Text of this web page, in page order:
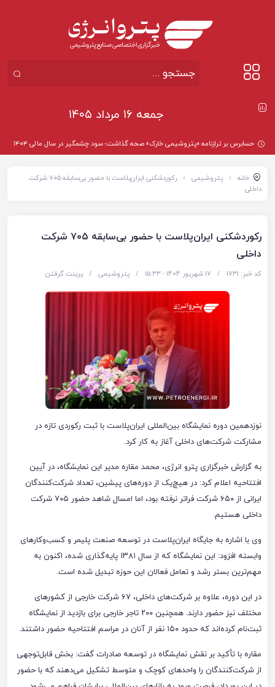
جمعه ۱۶ مرداد ۱۴۰۵
حسابرس بر ترازنامه «پتروشیمی خارک» صحه گذاشت؛ سود چشمگیر در سال مالی ۱۴۰۴
خانه پتروشیمی
رکوردشکنی ایران‌پلاست با حضور بی‌سابقه ۷۰۵ شرکت
داخلی
رکوردشکنی ایران‌پلاست با حضور بی‌سابقه ۷۰۵ شرکت
داخلی
کد خبر: 1731 / 17 شهریور 1404 - ۱۵:۳۳ / پتروشیمی / پرینت گرفتن
نوزدهمین دوره نمایشگاه بین‌المللی ایران‌پلاست با ثبت رکوردی تازه در
مشارکت شرکت‌های داخلی آغاز به کار کرد.
به گزارش خبرگزاری پترو انرژی، محمد مقاره مدیر این نمایشگاه، در آیین
افتتاحیه اعلام کرد: در هیچ‌یک از دوره‌های پیشین، تعداد شرکت‌کنندگان
ایرانی از ۶۵۰ شرکت فراتر نرفته بود، اما امسال شاهد حضور ۷۰۵ شرکت
داخلی هستیم.
وی با اشاره به جایگاه ایران‌پلاست در توسعه صنعت پلیمر و کسب‌وکارهای
وابسته افزود: این نمایشگاه که از سال ۱۳۸۱ پایه‌گذاری شده، اکنون به
مهم‌ترین بستر رشد و تعامل فعالان این حوزه تبدیل شده است.
در این دوره، علاوه بر شرکت‌های داخلی، ۶۷ شرکت خارجی از کشورهای
مختلف نیز حضور دارند. همچنین ۲۰۰ تاجر خارجی برای بازدید از نمایشگاه
ثبت‌نام کرده‌اند که حدود ۱۵۰ نفر از آنان در مراسم افتتاحیه حضور داشتند.
مقاره با تأکید بر نقش نمایشگاه در توسعه صادرات گفت: بخش قابل‌توجهی
از شرکت‌کنندگان را واحدهای کوچک و متوسط تشکیل می‌دهند که با حضور